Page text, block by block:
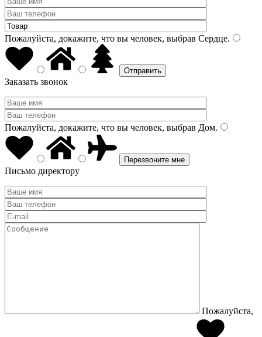
Пожалуйста, докажите, что вы человек, выбрав Сердце.
Заказать звонок
Пожалуйста, докажите, что вы человек, выбрав Дом.
Письмо директору
Пожалуйста,